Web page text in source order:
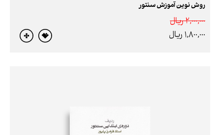
روش نوین آموزش سنتور
2,000,000 ريال
1,800,000 ريال